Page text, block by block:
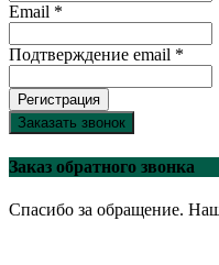
Email *
Подтверждение email *
Регистрация
Заказать звонок
Заказ обратного звонка
Спасибо за обращение.